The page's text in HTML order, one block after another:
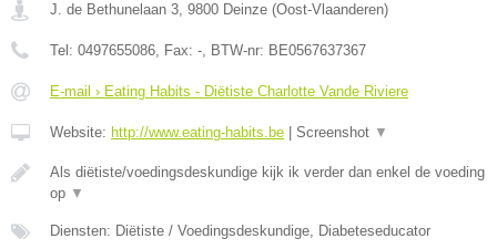
J. de Bethunelaan 3, 9800 Deinze (Oost-Vlaanderen)
Tel: 0497655086, Fax: -, BTW-nr: BE0567637367
E-mail › Eating Habits - Diëtiste Charlotte Vande Riviere
Website: http://www.eating-habits.be Screenshot ▼
Als diëtiste/voedingsdeskundige kijk ik verder dan enkel de voeding
op ▼
Diensten: Diëtiste / Voedingsdeskundige, Diabeteseducator